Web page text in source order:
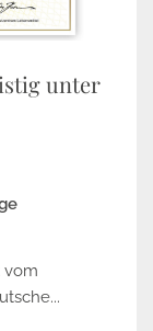
unter
vom